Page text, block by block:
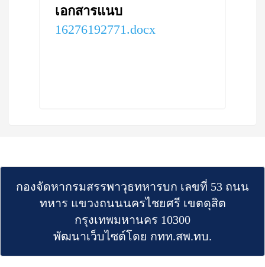
เอกสารแนบ
16276192771.docx
กองจัดหากรมสรรพาวุธทหารบก เลขที่ 53 ถนน
ทหาร แขวงถนนนครไชยศรี เขตดุสิต
กรุงเทพมหานคร 10300
พัฒนาเว็บไซต์โดย กทท.สพ.ทบ.